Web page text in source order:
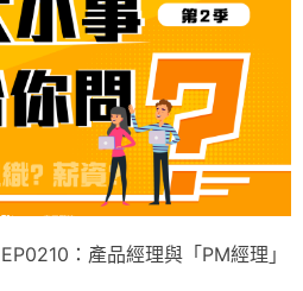
：產品經理與「PM經理」